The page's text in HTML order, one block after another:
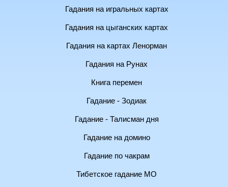
Гадания на игральных картах
Гадания на цыганских картах
Гадания на картах Ленорман
Гадания на Рунах
Книга перемен
Гадание - Зодиак
Гадание - Талисман дня
Гадание на домино
Гадание по чакрам
Тибетское гадание МО